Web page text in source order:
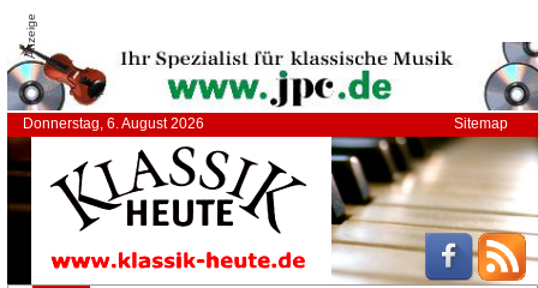
Anzeige
Donnerstag, 6. August 2026 Sitemap